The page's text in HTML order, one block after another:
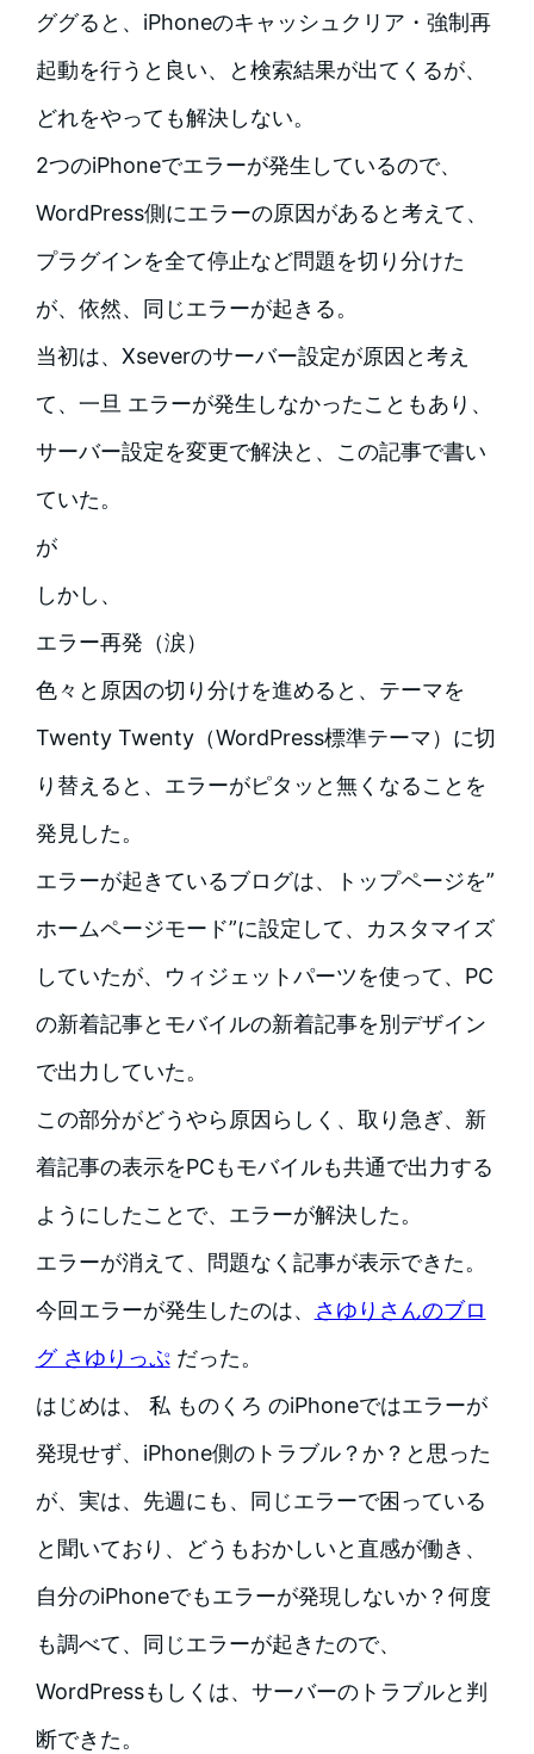
ググると、iPhoneのキャッシュクリア・強制再
起動を行うと良い、と検索結果が出てくるが、
どれをやっても解決しない。
2つのiPhoneでエラーが発生しているので、
WordPress側にエラーの原因があると考えて、
プラグインを全て停止など問題を切り分けた
が、依然、同じエラーが起きる。
当初は、Xseverのサーバー設定が原因と考え
て、一旦 エラーが発生しなかったこともあり、
サーバー設定を変更で解決と、この記事で書い
ていた。
が
しかし、
エラー再発（涙）
色々と原因の切り分けを進めると、テーマを
Twenty Twenty（WordPress標準テーマ）に切
り替えると、エラーがピタッと無くなることを
発見した。
エラーが起きているブログは、トップページを”
ホームページモード”に設定して、カスタマイズ
していたが、ウィジェットパーツを使って、PC
の新着記事とモバイルの新着記事を別デザイン
で出力していた。
この部分がどうやら原因らしく、取り急ぎ、新
着記事の表示をPCもモバイルも共通で出力する
ようにしたことで、エラーが解決した。
エラーが消えて、問題なく記事が表示できた。
今回エラーが発生したのは、
さゆりさんのブロ
グ さゆりっぷだった。
はじめは、 私 ものくろ のiPhoneではエラーが
発現せず、iPhone側のトラブル？か？と思った
が、実は、先週にも、同じエラーで困っている
と聞いており、どうもおかしいと直感が働き、
自分のiPhoneでもエラーが発現しないか？何度
も調べて、同じエラーが起きたので、
WordPressもしくは、サーバーのトラブルと判
断できた。